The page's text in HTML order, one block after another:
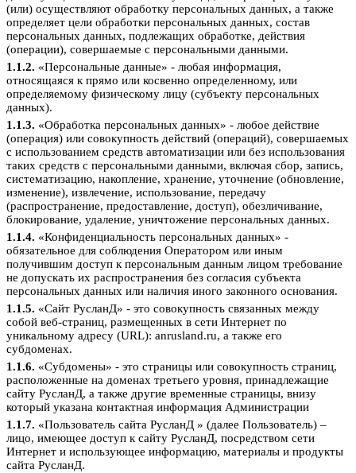
(или) осуществляют обработку персональных данных, а также
определяет цели обработки персональных данных, состав
персональных данных, подлежащих обработке, действия
(операции), совершаемые с персональными данными.
1.1.2. «Персональные данные» - любая информация,
относящаяся к прямо или косвенно определенному, или
определяемому физическому лицу (субъекту персональных
данных).
1.1.3. «Обработка персональных данных» - любое действие
(операция) или совокупность действий (операций), совершаемых
с использованием средств автоматизации или без использования
таких средств с персональными данными, включая сбор, запись,
систематизацию, накопление, хранение, уточнение (обновление,
изменение), извлечение, использование, передачу
(распространение, предоставление, доступ), обезличивание,
блокирование, удаление, уничтожение персональных данных.
1.1.4. «Конфиденциальность персональных данных» -
обязательное для соблюдения Оператором или иным
получившим доступ к персональным данным лицом требование
не допускать их распространения без согласия субъекта
персональных данных или наличия иного законного основания.
1.1.5. «Сайт РусланД» - это совокупность связанных между
собой веб-страниц, размещенных в сети Интернет по
уникальному адресу (URL): anrusland.ru, а также его
субдоменах.
1.1.6. «Субдомены» - это страницы или совокупность страниц,
расположенные на доменах третьего уровня, принадлежащие
сайту РусланД, а также другие временные страницы, внизу
который указана контактная информация Администрации
1.1.7. «Пользователь сайта РусланД » (далее Пользователь) –
лицо, имеющее доступ к сайту РусланД, посредством сети
Интернет и использующее информацию, материалы и продукты
сайта РусланД.